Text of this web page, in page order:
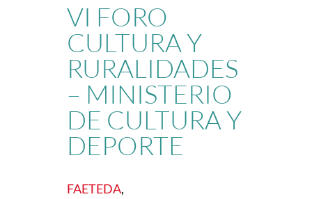
VI FORO
CULTURA Y
RURALIDADES
– MINISTERIO
DE CULTURA Y
DEPORTE
FAETEDA